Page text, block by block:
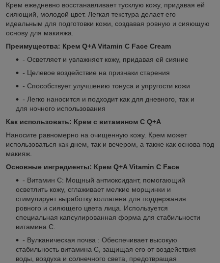
Крем ежедневно восстанавливает тусклую кожу, придавая ей
сияющий, молодой цвет. Легкая текстура делает его
идеальным для подготовки кожи, создавая ровную и сияющую
основу для макияжа.
Преимущества: Крем Q+A Vitamin C Face Cream
- Осветляет и увлажняет кожу, придавая ей сияние
- Целевое воздействие на признаки старения
- Способствует улучшению тонуса и упругости кожи
- Легко наносится и подходит как для дневного, так и
для ночного использования
Как использовать: Крем с витамином С Q+A
Наносите равномерно на очищенную кожу. Крем может
использоваться как днем, так и вечером, а также как основа под
макияж.
Основные ингредиенты: Крем Q+A Vitamin C Face
- Витамин C: Мощный антиоксидант, помогающий
осветлить кожу, сглаживает мелкие морщинки и
стимулирует выработку коллагена для поддержания
ровного и сияющего цвета лица. Используется
специальная капсулированная форма для стабильности
витамина C.
- Вулканическая почва : Обеспечивает высокую
стабильность витамина C, защищая его от воздействия
воды, воздуха и солнечного света, предотвращая